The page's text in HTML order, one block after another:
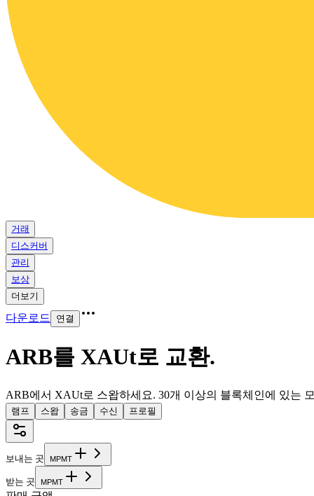
거래
디스커버
관리
보상
더보기
다운로드 연결
ARB를 XAUt로 교환.
ARB에서 XAUt로 스왑하세요. 30개 이상의 블록체인에 있는
램프 스왑 송금 수신 프로필
보내는 곳 MPMT
받는 곳 MPMT